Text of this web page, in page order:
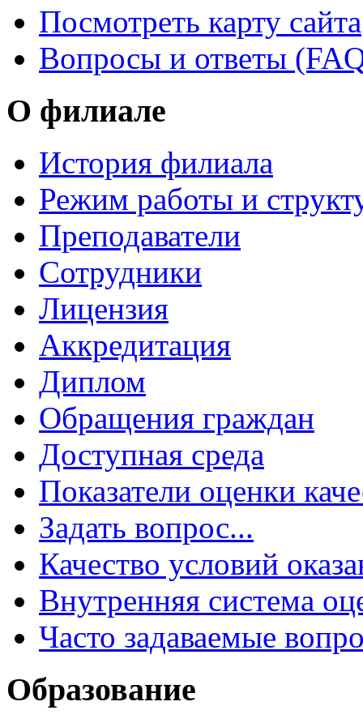
Посмотреть карту сайта
Вопросы и ответы
О филиале
История филиала
Режим работы и
Преподаватели
Сотрудники
Лицензия
Аккредитация
Диплом
Обращения граждан
Доступная среда
Показатели оценки
Задать вопрос...
Качество условий
Внутренняя система
Часто задаваемые
Образование